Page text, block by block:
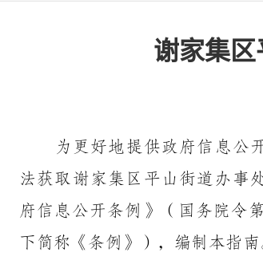
谢家集
为更好地提供政府信息公
法获取谢家集区 平山街道办事
府信息公开条例》（国务院令
下简称《条例》），编制本指南